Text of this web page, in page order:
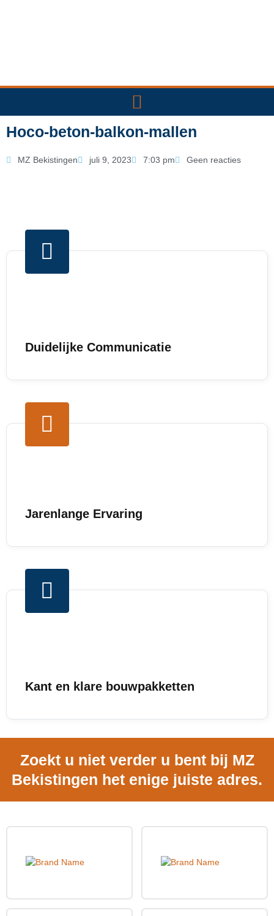
Hoco-beton-balkon-mallen
MZ Bekistingen juli 9, 2023 7:03 pm Geen reacties
Duidelijke Communicatie
Jarenlange Ervaring
Kant en klare bouwpakketten
Zoekt u niet verder u bent bij MZ
Bekistingen het enige juiste adres.